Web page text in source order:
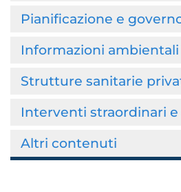
Pianificazione e
Informazioni ambientali
Strutture sanitarie
Interventi straordinari
Altri contenuti